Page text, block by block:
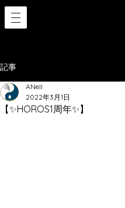
記事
【✨HOROS1周年✨】
ANell
2022年3月1日